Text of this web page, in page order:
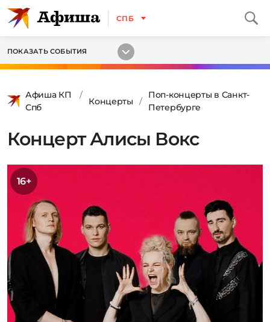
СПБ
ПОКАЗАТЬ СОБЫТИЯ
Афиша КП
Спб
Концерты
Поп-концерты в Санкт-
Петербурге
Концерт Алисы Вокс
16+